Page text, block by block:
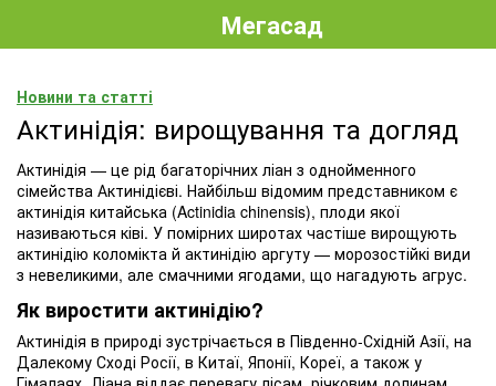
Мегасад
Новини та статті
Актинідія: вирощування та догляд
Актинідія — це рід багаторічних ліан з однойменного
сімейства Актинідієві. Найбільш відомим представником є
актинідія китайська (Actinidia chinensis), плоди якої
називаються ківі. У помірних широтах частіше вирощують
актинідію коломікта й актинідію аргуту — морозостійкі види
з невеликими, але смачними ягодами, що нагадують агрус.
Як виростити актинідію?
Актинідія в природі зустрічається в Південно-Східній Азії, на
Далекому Сході Росії, в Китаї, Японії, Кореї, а також у